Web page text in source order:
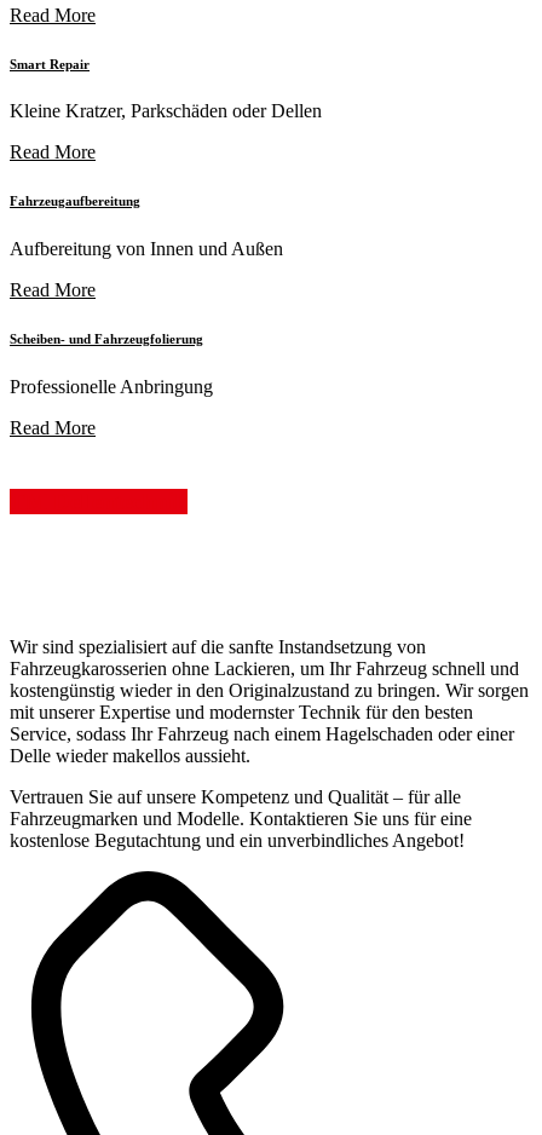
Read More
Smart Repair
Kleine Kratzer, Parkschäden oder Dellen
Read More
Fahrzeugaufbereitung
Aufbereitung von Innen und Außen
Read More
Scheiben- und Fahrzeugfolierung
Professionelle Anbringung
Read More
Wir sind spezialisiert auf die sanfte Instandsetzung von
Fahrzeugkarosserien ohne Lackieren, um Ihr Fahrzeug schnell und
kostengünstig wieder in den Originalzustand zu bringen. Wir sorgen
mit unserer Expertise und modernster Technik für den besten
Service, sodass Ihr Fahrzeug nach einem Hagelschaden oder einer
Delle wieder makellos aussieht.
Vertrauen Sie auf unsere Kompetenz und Qualität – für alle
Fahrzeugmarken und Modelle. Kontaktieren Sie uns für eine
kostenlose Begutachtung und ein unverbindliches Angebot!